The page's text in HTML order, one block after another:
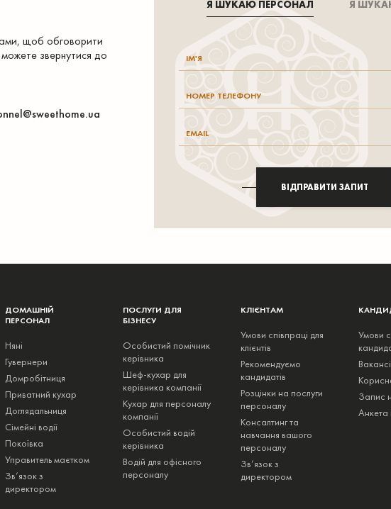
щоб обговорити
звернутися до
Я ШУКАЮ ПЕРСОНАЛ Я
ВІДПРАВИТИ ЗАПИТ
ДОМАШНІЙ
ПЕРСОНАЛ
Няні
Гувернери
Домробітниця
Приватний кухар
Доглядальниця
Сімейні водії
Покоївка
Управитель маєтком
Зв’язок з
директором
ПОСЛУГИ ДЛЯ
БІЗНЕСУ
Особистий помічник
керівника
Шеф-кухар для
керівника компанії
Кухар для персоналу
компанії
Особистий водій
керівника
Водій для офісного
персоналу
КЛІЄНТАМ
Умови співпраці для
клієнтів
Рекомендуємо
кандидатів
Розцінки на послуги
персоналу
Консалтинг та
навчання вашого
персоналу
Зв’язок з
директором
Умови
Запис
Анкета